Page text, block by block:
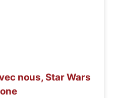
nous, Star Wars